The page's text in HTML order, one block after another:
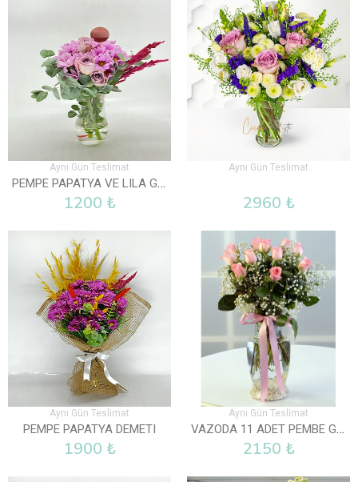
Aynı Gün Teslimat
PEMPE PAPATYA VE LILA GÜL VAZOLU
1200 ₺
Aynı Gün Teslimat
2960 ₺
Aynı Gün Teslimat
PEMPE PAPATYA DEMETI
1900 ₺
Aynı Gün Teslimat
VAZODA 11 ADET PEMBE GÜL
2150 ₺